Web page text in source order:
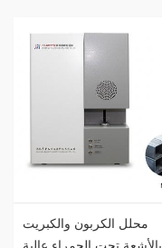
محلل الكربون والكبريت